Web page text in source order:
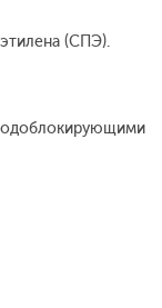
(СПЭ).